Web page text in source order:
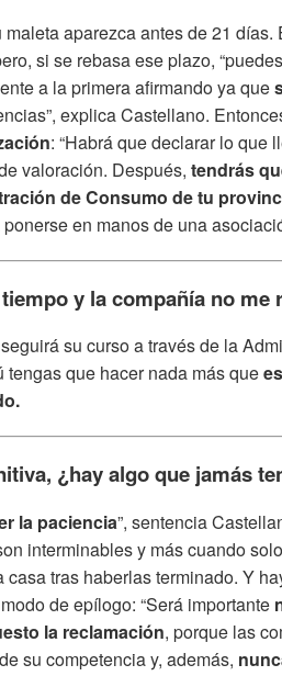
maleta aparezca antes de 21 días.
si se rebasa ese plazo,
a la primera afirmando ya que
explica Castellano.
: “Habrá que declarar lo que
valoración. Después, tendrás
de Consumo de tu
en manos de una
tiempo y la compañía no
su curso a través de la
tengas que hacer nada más que
¿hay algo que jamás
la paciencia”, sentencia
interminables y más cuando
casa tras haberlas terminado. Y
de epílogo: “Será importante
la reclamación, porque las
su competencia y, además,